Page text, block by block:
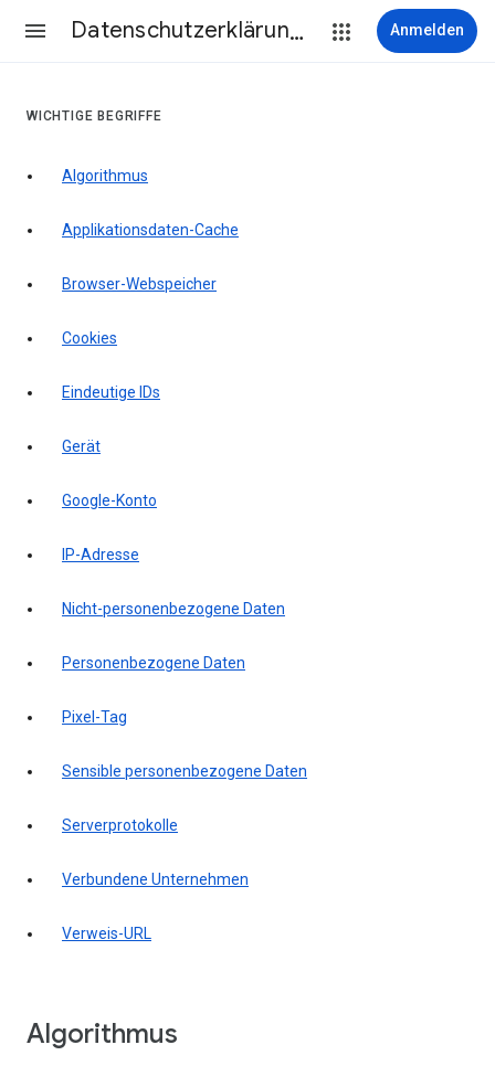
Datenschutzerklärung & Nutzungsbedingungen Anmelden
WICHTIGE BEGRIFFE
Algorithmus
Applikationsdaten-Cache
Browser-Webspeicher
Cookies
Eindeutige IDs
Gerät
Google-Konto
IP-Adresse
Nicht-personenbezogene Daten
Personenbezogene Daten
Pixel-Tag
Sensible personenbezogene Daten
Serverprotokolle
Verbundene Unternehmen
Verweis-URL
Algorithmus